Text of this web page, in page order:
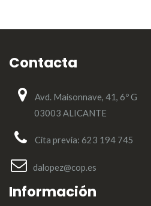
Contacta
Avd. Maisonnave, 41, 6º G
03003 ALICANTE
Cita previa: 623 194 745
dalopez@cop.es
Información